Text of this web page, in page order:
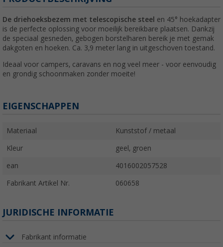
De driehoeksbezem met telescopische steel en 45° hoekadapter
is de perfecte oplossing voor moeilijk bereikbare plaatsen. Dankzij
de speciaal gesneden, gebogen borstelharen bereik je met gemak
dakgoten en hoeken. Ca. 3,9 meter lang in uitgeschoven toestand.
Ideaal voor campers, caravans en nog veel meer - voor eenvoudig
en grondig schoonmaken zonder moeite!
EIGENSCHAPPEN
Materiaal Kunststof / metaal
Kleur geel, groen
ean 4016002057528
Fabrikant Artikel Nr. 060658
JURIDISCHE INFORMATIE
Fabrikant informatie